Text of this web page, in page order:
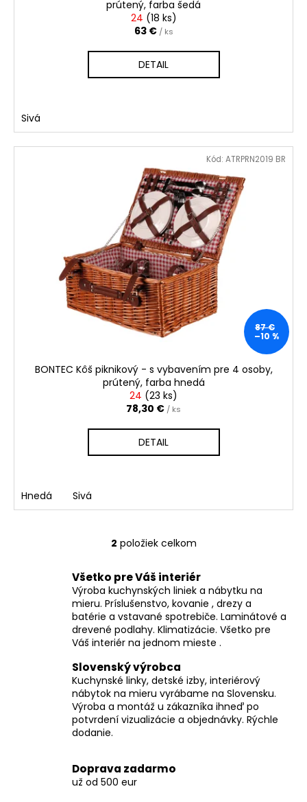
prútený, farba šedá
24 (18 ks)
63 € / ks
DETAIL
Sivá
87 €
–10 %
BONTEC Kôš piknikový - s vybavením pre 4 osoby,
prútený, farba hnedá
24 (23 ks)
78,30 € / ks
DETAIL
Hnedá Sivá
Kód: ATRPRN2019 BR
O
l
á
d
a
c
e
p
r
v
v
ý
2 položiek celkom
Všetko pre Váš interiér
Výroba kuchynských liniek a nábytku na
mieru. Príslušenstvo, kovanie , drezy a
batérie a vstavané spotrebiče. Laminátové a
drevené podlahy. Klimatizácie. Všetko pre
Váš interiér na jednom mieste .
Slovenský výrobca
Kuchynské linky, detské izby, interiérový
nábytok na mieru vyrábame na Slovensku.
Výroba a montáž u zákazníka ihneď po
potvrdení vizualizácie a objednávky. Rýchle
dodanie.
Doprava zadarmo
už od 500 eur